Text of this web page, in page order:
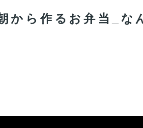
から作るお弁当_な